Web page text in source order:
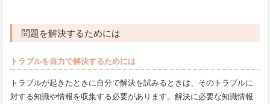
問題を解決するためには
トラブルを自力で解決するためには
トラブルが起きたときに自分で解決を試みるときは、そのトラブルに
対する知識や情報を収集する必要があります。解決に必要な知識情報